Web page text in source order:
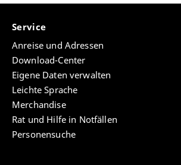
Service
Anreise und Adressen
Download-Center
Eigene Daten verwalten
Leichte Sprache
Merchandise
Rat und Hilfe in Notfällen
Personensuche